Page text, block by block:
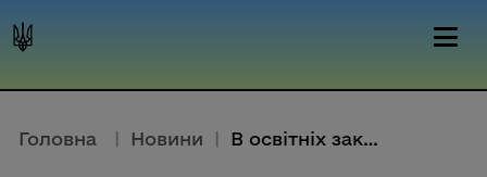
Головна | Новини | В освітніх закладах області го...